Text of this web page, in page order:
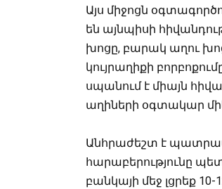
Այս միջոցն
են այնպիսի
խոցը, բարակ աղու
կույրաղիքի
սպանում է միայն
աղիների օգտակար
Անհրաժեշտ է
հարաբերությունը
բանկայի մեջ լցրեք